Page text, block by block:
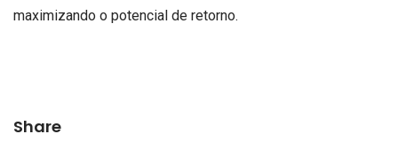
maximizando o potencial de retorno.
Share